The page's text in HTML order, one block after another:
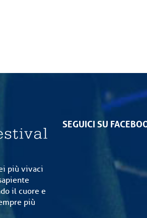
più vivaci
il cuore e
più
SEGUICI SU